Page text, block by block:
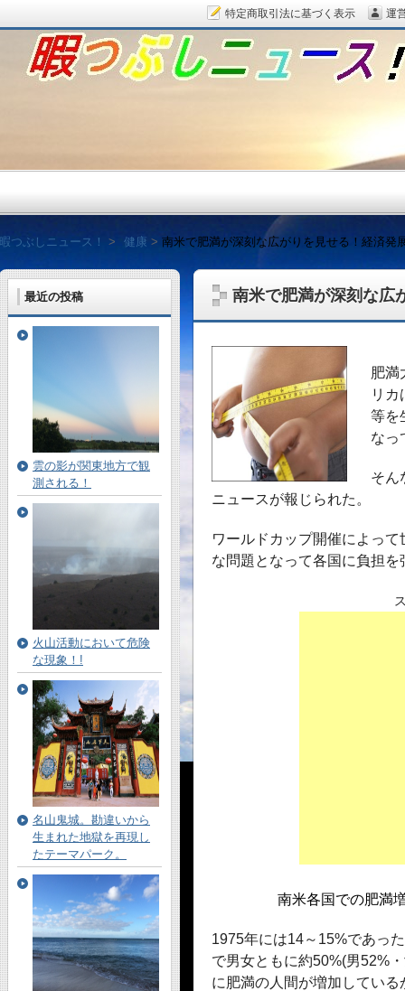
南米で肥満が深刻な広
肥満
リカ
等を
なっ
そん
ニュースが報じられた。
ワールドカップ開催によっ
な問題となって各国に負担
南米各国での肥満
1975年には14～15%であっ
で男女ともに約50%(男52%
に肥満の人間が増加している
最近の投稿
雲の影が関東地方で観
測される！
火山活動において危険
な現象！!
名山鬼城。勘違いから
生まれた地獄を再現し
たテーマパーク。
暇つぶしニュース！ 健康 南米で肥満が深刻な広がりを見せる！経済発
暇つぶしニュース！
毎日面白い話題をピッ
特定商取引法に基づく表示 運